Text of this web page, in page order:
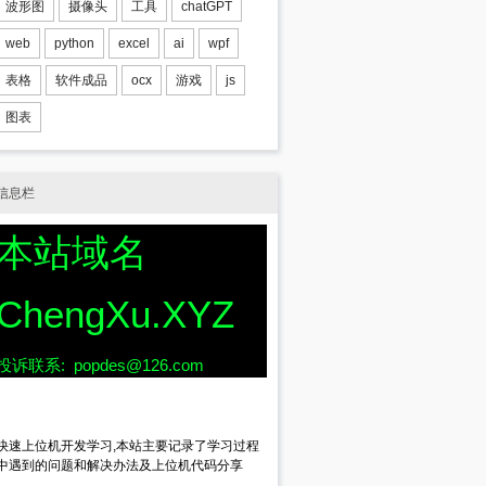
波形图 摄像头 工具 chatGPT
web python excel ai wpf
表格 软件成品 ocx 游戏 js
图表
息栏
站域名
诉联系: popdes@126.com
速上位机开发学习,本站主要记录了学习过程
遇到的问题和解决办法及上位机代码分享